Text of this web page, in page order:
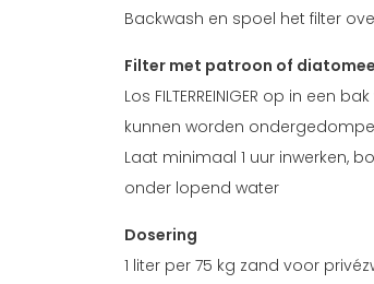
Backwash en spoel het filter
Filter met patroon of diatomee
Los FILTERREINIGER op in een
kunnen worden
Laat minimaal 1 uur inwerken,
onder lopend water
Dosering
1 liter per 75 kg zand voor